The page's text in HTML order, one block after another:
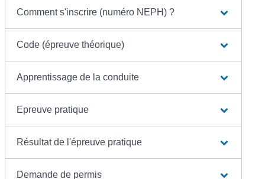
Comment s'inscrire (numéro NEPH) ?
Code (épreuve théorique)
Apprentissage de la conduite
Epreuve pratique
Résultat de l'épreuve pratique
Demande de permis